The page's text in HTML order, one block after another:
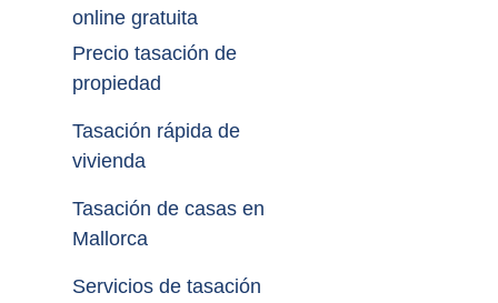
online gratuita
Precio tasación de
propiedad
Tasación rápida de
vivienda
Tasación de casas en
Mallorca
Servicios de tasación